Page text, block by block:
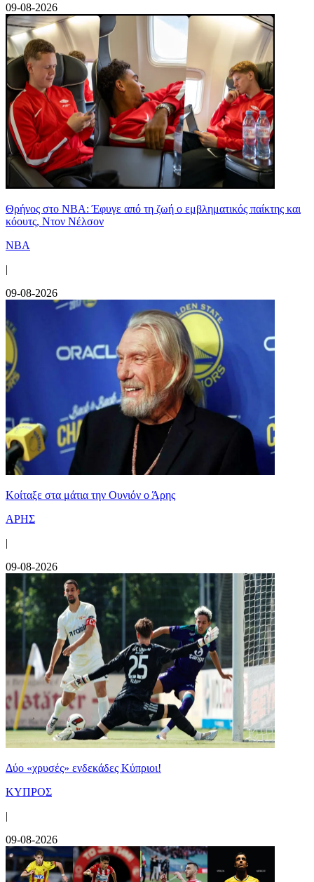
09-08-2026
Θρήνος στο NBA: Έφυγε από τη ζωή ο εμβληματικός παίκτης και
κόουτς, Ντον Νέλσον
NBA
|
09-08-2026
Κοίταξε στα μάτια την Ουνιόν ο Άρης
ΑΡΗΣ
|
09-08-2026
Δύο «χρυσές» ενδεκάδες Κύπριοι!
ΚΥΠΡΟΣ
|
09-08-2026